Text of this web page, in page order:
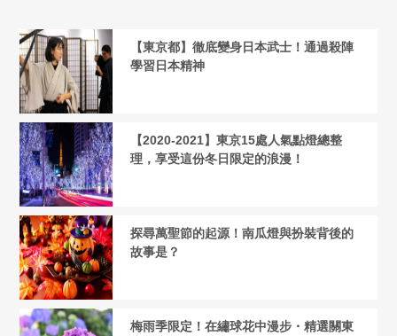
【東京都】徹底變身日本武士！通過殺陣
學習日本精神
【2020-2021】東京15處人氣點燈總整
理，享受這份冬日限定的浪漫！
探尋萬聖節的起源！南瓜燈與扮裝背後的
故事是？
梅雨季限定！在繡球花中漫步・精選關東